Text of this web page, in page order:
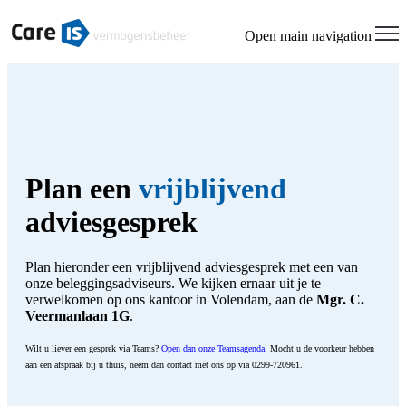
to
One
screen
reader,
press
"Ctrl
This
shortcut
Open main navigation
Plan een vrijblijvend
adviesgesprek
Plan hieronder een vrijblijvend adviesgesprek met een van
onze beleggingsadviseurs. We kijken ernaar uit je te
verwelkomen op ons kantoor in Volendam, aan de Mgr. C.
Veermanlaan 1G.
Wilt u liever een gesprek via Teams? Open dan onze Teamsagenda . Mocht u de voorkeur hebben
aan een afspraak bij u thuis, neem dan contact met ons op via 0299-720961.